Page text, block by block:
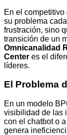
En el
su problema
frustración, sino
transición de un
Omnicanalidad
Center es el
líderes.
El Problema
En un modelo
visibilidad de las
con el chatbot o
genera